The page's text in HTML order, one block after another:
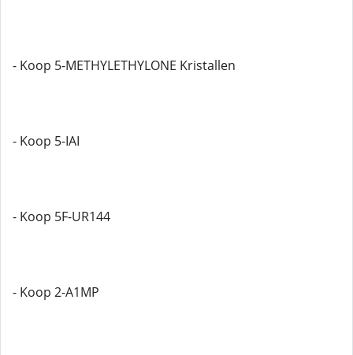
- Koop 5-METHYLETHYLONE Kristallen
- Koop 5-IAI
- Koop 5F-UR144
- Koop 2-A1MP